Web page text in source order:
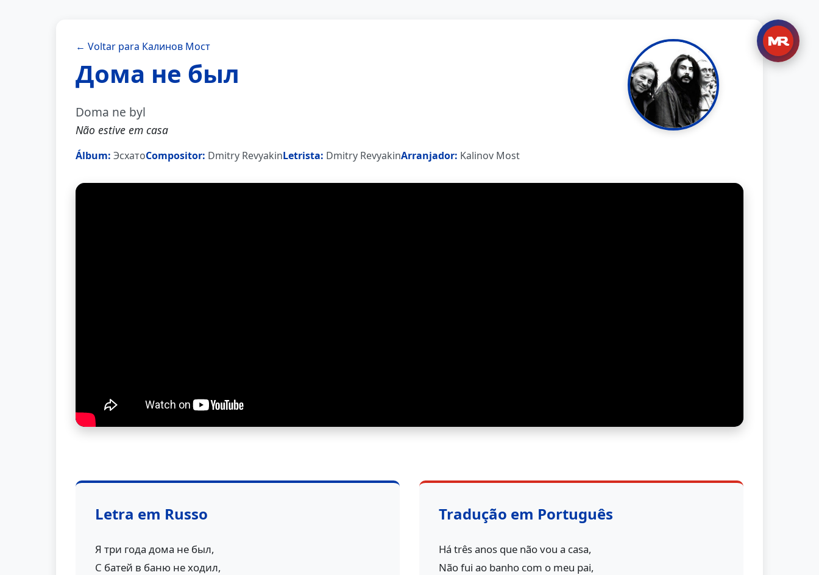
← Voltar para Калинов Мост
Дома не был
Doma ne byl
Não estive em casa
Álbum: ЭсхатоCompositor: Dmitry RevyakinLetrista: Dmitry RevyakinArranjador: Kalinov Most
Letra em Russo
Я три года дома не был,
С батей в баню не ходил,
Tradução em Português
Há três anos que não vou a casa,
Não fui ao banho com o meu pai,